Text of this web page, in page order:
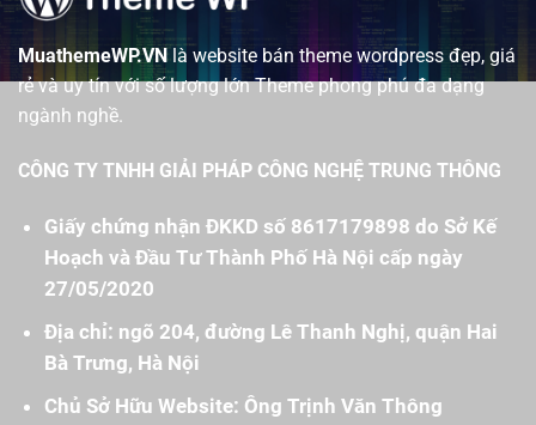
MuathemeWP.VNlà website bán theme wordpress đẹp, giá
rẻ và uy tín với số lượng lớn Theme phong phú đa dạng
ngành nghề.
CÔNG TY TNHH GIẢI PHÁP CÔNG NGHỆ TRUNG THÔNG
Giấy chứng nhận ĐKKD số 8617179898 do Sở Kế
Hoạch và Đầu Tư Thành Phố Hà Nội cấp ngày
27/05/2020
Địa chỉ: ngõ 204, đường Lê Thanh Nghị, quận Hai
Bà Trưng, Hà Nội
Chủ Sở Hữu Website: Ông Trịnh Văn Thông